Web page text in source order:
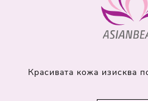
Красивата кожа изисква